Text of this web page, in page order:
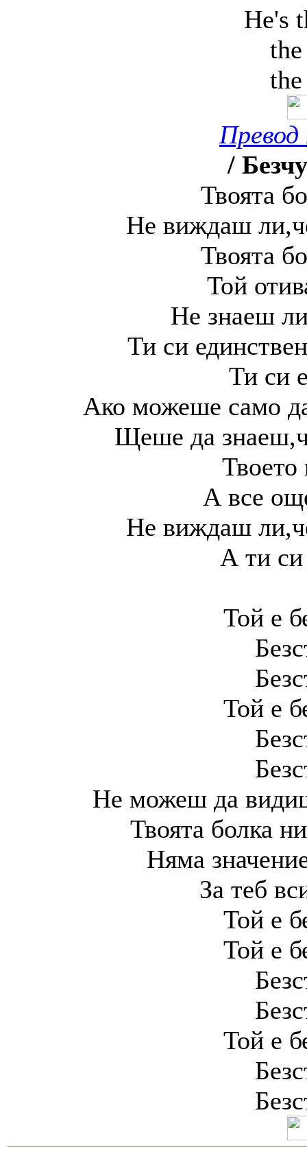
He's
Превод
/
Твоята
Не виждаш
Твоята
Той
Не знаеш
Ти си
Ти си
Ако можеше само
Щеше да
Твоето
А все
Не виждаш
А ти
Той е
Той е
Не можеш да
Твоята болка
Няма
За теб
Той е
Той е
Той е